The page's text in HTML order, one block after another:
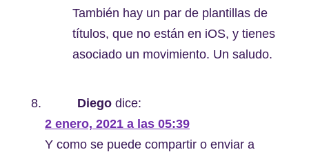
También hay un par de plantillas de
títulos, que no están en iOS, y tienes
asociado un movimiento. Un saludo.
Diego dice:
2 enero, 2021 a las 05:39
Y como se puede compartir o enviar a